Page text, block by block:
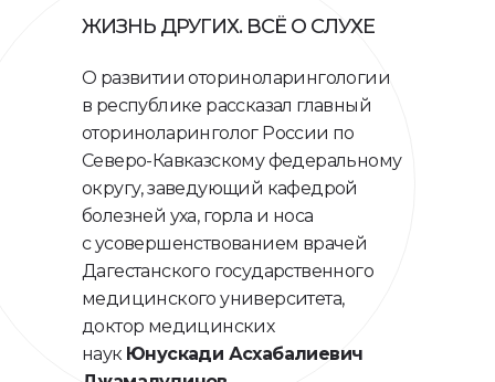
О развитии оториноларингологии
в республике рассказал главный
оториноларинголог России по
Северо-­Кавказскому федеральному
округу, заведующий кафедрой
болезней уха, горла и носа
с усовершенствованием врачей
Дагестанского государственного
медицинского университета,
доктор медицинских
наук Юнускади Асхабалиевич
ЖИЗНЬ ДРУГИХ. ВСЁ О СЛУХЕ